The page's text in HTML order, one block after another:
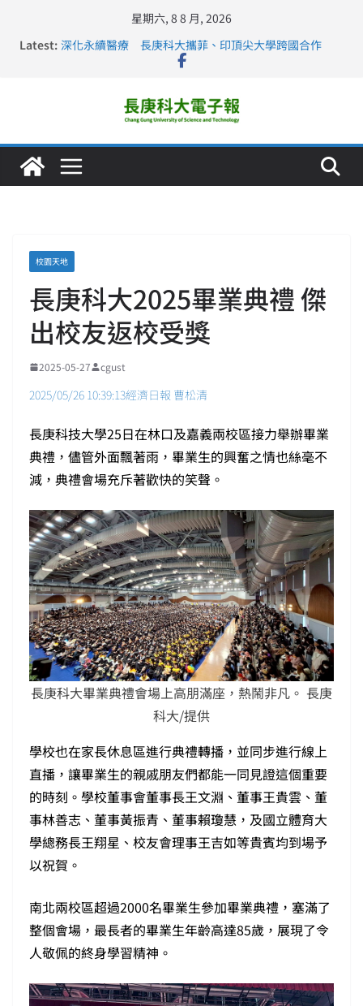
星期六, 8 8 月, 2026
Latest: 長庚科大連四年穩居《遠見》醫學大學第5名 辦學實力再
獲肯定
深化永續醫療 長庚科大攜菲、印頂尖大學跨國合作
跨海築夢 長庚科大赴美直擊健康平權與智慧照護實踐
仁德醫專與長庚科大締結策略聯盟 培育護理尖兵
校園天地
長庚科大2025畢業典禮 傑
出校友返校受獎
2025-05-27 cgust
2025/05/26 10:39:13經濟日報 曹松清
長庚科技大學25日在林口及嘉義兩校區接力舉辦畢業
典禮，儘管外面飄著雨，畢業生的興奮之情也絲毫不
減，典禮會場充斥著歡快的笑聲。
長庚科大畢業典禮會場上高朋滿座，熱鬧非凡。 長庚
科大/提供
學校也在家長休息區進行典禮轉播，並同步進行線上
直播，讓畢業生的親戚朋友們都能一同見證這個重要
的時刻。學校董事會董事長王文淵、董事王貴雲、董
事林善志、董事黃振青、董事賴瓊慧，及國立體育大
學總務長王翔星、校友會理事王吉如等貴賓均到場予
以祝賀。
南北兩校區超過2000名畢業生參加畢業典禮，塞滿了
整個會場，最長者的畢業生年齡高達85歲，展現了令
人敬佩的終身學習精神。